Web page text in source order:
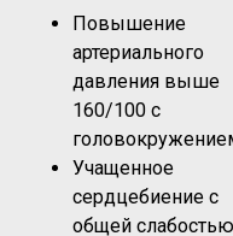
Повышение
артериального
давления выше
160/100 с
Учащенное
сердцебиение с
общей слабостью